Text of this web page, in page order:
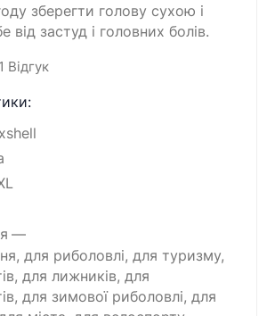
зберегти голову сухою і
від застуд і головних болів.
1 Відгук
для риболовлі, для туризму,
для лижників, для
для зимової риболовлі, для